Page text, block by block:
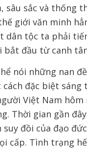
sâu sắc và thống
giới văn minh
dân tộc ta phải
bắt đầu từ canh
nói những nan
cách đặc biệt sáng
Việt Nam
Thời gian gần
suy đồi của đạo
cấp. Tình trạng